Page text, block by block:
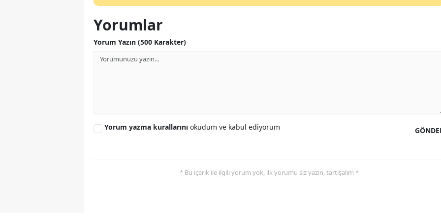
Yorumlar
Yorum Yazın (500 Karakter)
Yorum yazma kurallarını okudum ve kabul ediyorum
* Bu içerik ile ilgili yorum yok, ilk yorumu siz yazın, tartışalım *